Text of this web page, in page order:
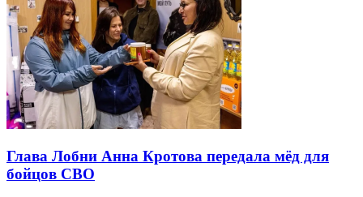
Глава Лобни Анна Кротова передала мёд для
бойцов СВО